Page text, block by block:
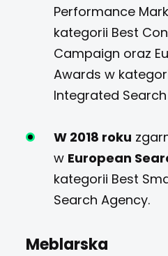
Performance
kategorii Best
Campaign oraz
Awards w
Integrated
W 2018 roku
w European
kategorii Best
Search Agency.
Meblarska